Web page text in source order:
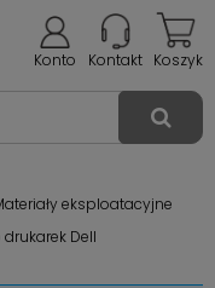
Koszyk
Kontakt
Konto
eksploatacyjne
Dell